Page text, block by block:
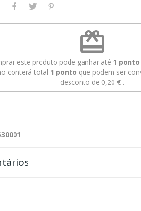
redeem
este produto pode ganhar até 1
conterá total 1 ponto que podem ser
desconto de 0,20 € .